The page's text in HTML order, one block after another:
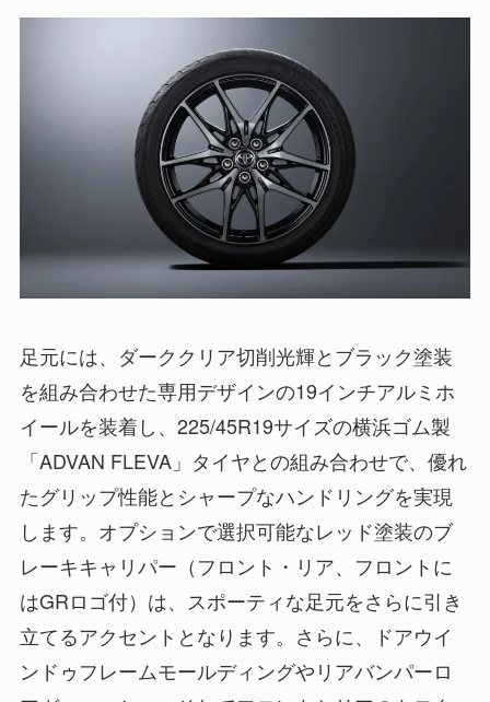
足元には、ダーククリア切削光輝とブラック塗装
を組み合わせた専用デザインの19インチアルミホ
イールを装着し、225/45R19サイズの横浜ゴム製
「ADVAN FLEVA」タイヤとの組み合わせで、優れ
たグリップ性能とシャープなハンドリングを実現
します。オプションで選択可能なレッド塗装のブ
レーキキャリパー（フロント・リア、フロントに
はGRロゴ付）は、スポーティな足元をさらに引き
立てるアクセントとなります。さらに、ドアウイ
ンドゥフレームモールディングやリアバンパーロ